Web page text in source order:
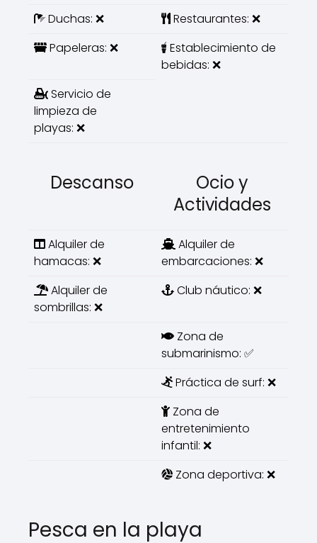
Duchas: ❌
Restaurantes: ❌
Papeleras: ❌
Establecimiento de
bebidas: ❌
Servicio de
limpieza de
playas: ❌
Descanso
Ocio y
Actividades
Alquiler de
hamacas: ❌
Alquiler de
embarcaciones: ❌
Alquiler de
sombrillas: ❌
Club náutico: ❌
Zona de
submarinismo: ✅
Práctica de surf: ❌
Zona de
entretenimiento
infantil: ❌
Zona deportiva: ❌
Pesca en la playa